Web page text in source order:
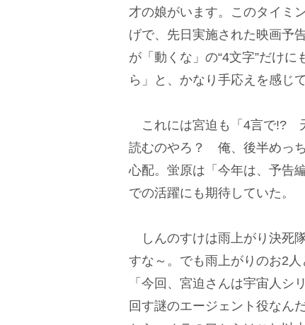
才の娘がいます。このタイミ
げで、先日実施された映画予
が「動くな」の“4文字”だけ
ら」と、かなり手応えを感じ
これには宮迫も「4言で!?
読むのやろ？ 俺、後半めっ
心配。蛍原は「今年は、予告
での活躍にも期待していた。
しんのすけは雨上がり決死
すな～。でも雨上がりのお2
「今回、宮迫さんは宇宙人シ
回す謎のエージェント役なん